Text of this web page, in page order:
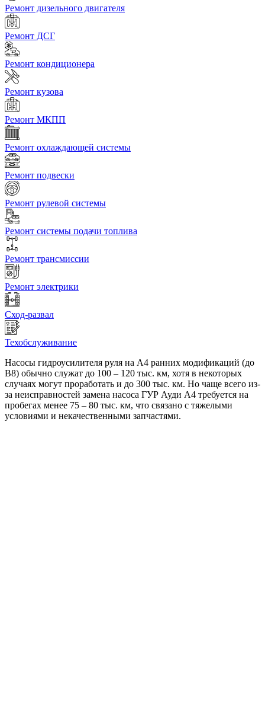
Ремонт дизельного двигателя
Ремонт ДСГ
Ремонт кондиционера
Ремонт кузова
Ремонт МКПП
Ремонт охлаждающей системы
Ремонт подвески
Ремонт рулевой системы
Ремонт системы подачи топлива
Ремонт трансмиссии
Ремонт электрики
Сход-развал
Техобслуживание
Насосы гидроусилителя руля на А4 ранних модификаций (до
B8) обычно служат до 100 – 120 тыс. км, хотя в некоторых
случаях могут проработать и до 300 тыс. км. Но чаще всего из-
за неисправностей замена насоса ГУР Ауди А4 требуется на
пробегах менее 75 – 80 тыс. км, что связано с тяжелыми
условиями и некачественными запчастями.